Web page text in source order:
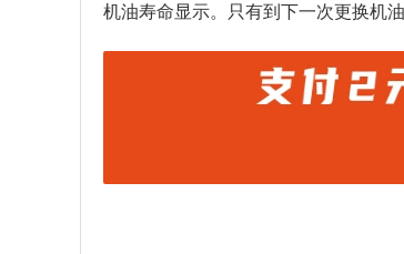
机油寿命显示。只有到下一次更换机